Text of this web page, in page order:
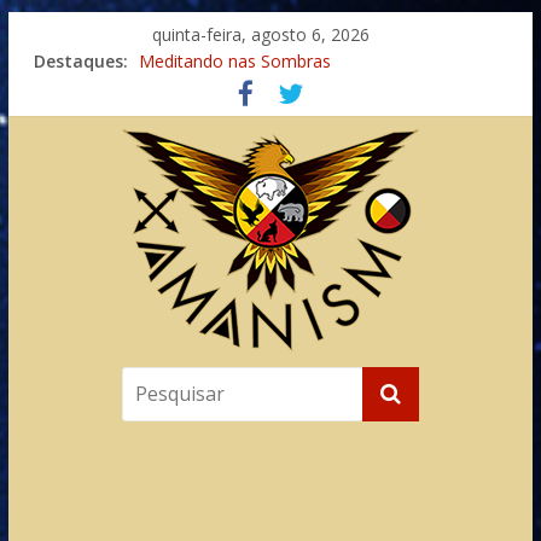
quinta-feira, agosto 6, 2026
Destaques: Meditando nas Sombras
Autosuficiência: A Jornada do Espírito Ancestral
Xamanismo Universal
Totens – Caminho Espiritual – Crescimento
Imaginação na Cura